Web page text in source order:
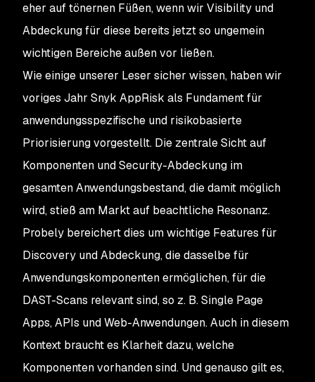
eher auf tönernen Füßen, wenn wir Visibility und
Abdeckung für diese bereits jetzt so ungemein
wichtigen Bereiche außen vor ließen.
Wie einige unserer Leser sicher wissen, haben wir
voriges Jahr Snyk AppRisk als Fundament für
anwendungsspezifische und risikobasierte
Priorisierung vorgestellt. Die zentrale Sicht auf
Komponenten und Security-Abdeckung im
gesamten Anwendungsbestand, die damit möglich
wird, stieß am Markt auf beachtliche Resonanz.
Probely bereichert dies um wichtige Features für
Discovery und Abdeckung, die dasselbe für
Anwendungskomponenten ermöglichen, für die
DAST-Scans relevant sind, so z. B. Single Page
Apps, APIs und Web-Anwendungen. Auch in diesem
Kontext braucht es Klarheit dazu, welche
Komponenten vorhanden sind. Und genauso gilt es,